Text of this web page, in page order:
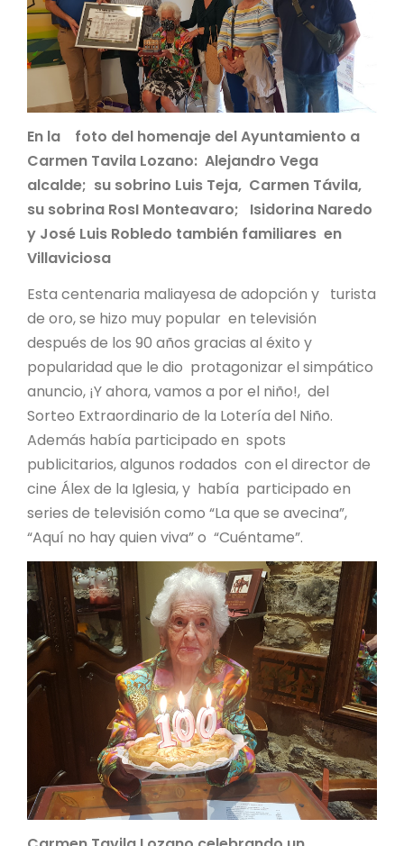
En la foto del homenaje del Ayuntamiento a
Carmen Tavila Lozano: Alejandro Vega
alcalde; su sobrino Luis Teja, Carmen Távila,
su sobrina RosI Monteavaro; Isidorina Naredo
y José Luis Robledo también familiares en
Villaviciosa
Esta centenaria maliayesa de adopción y turista
de oro, se hizo muy popular en televisión
después de los 90 años gracias al éxito y
popularidad que le dio protagonizar el simpático
anuncio, ¡Y ahora, vamos a por el niño!, del
Sorteo Extraordinario de la Lotería del Niño.
Además había participado en spots
publicitarios, algunos rodados con el director de
cine Álex de la Iglesia, y había participado en
series de televisión como “La que se avecina”,
“Aquí no hay quien viva” o “Cuéntame”.